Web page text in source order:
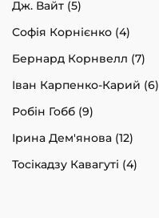
Дж. Вайт (5)
Софія Корнієнко (4)
Бернард Корнвелл (7)
Іван Карпенко-Карий (6)
Робін Гобб (9)
Ірина Дем'янова (12)
Тосікадзу Кавагуті (4)